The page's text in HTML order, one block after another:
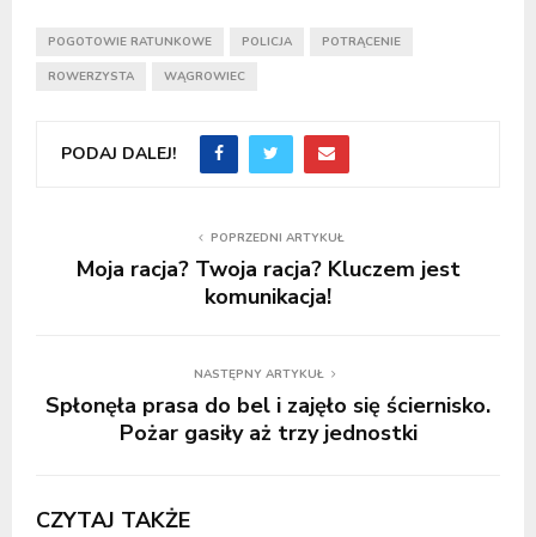
POGOTOWIE RATUNKOWE POLICJA POTRĄCENIE
ROWERZYSTA WĄGROWIEC
PODAJ DALEJ!
POPRZEDNI ARTYKUŁ
Moja racja? Twoja racja? Kluczem jest
komunikacja!
NASTĘPNY ARTYKUŁ
Spłonęła prasa do bel i zajęło się ściernisko.
Pożar gasiły aż trzy jednostki
CZYTAJ TAKŻE